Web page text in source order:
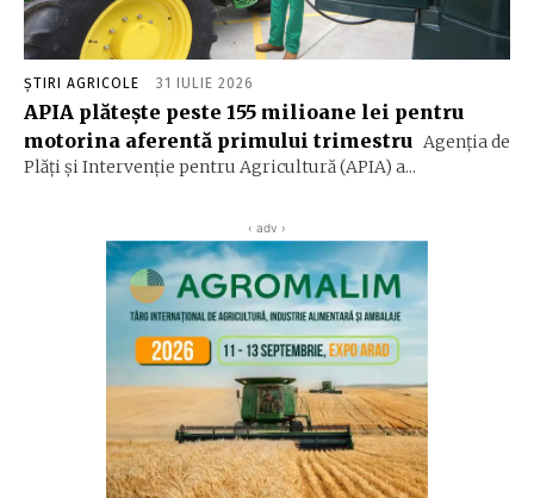
ȘTIRI AGRICOLE 31 IULIE 2026
APIA plăteşte peste 155 milioane lei pentru
motorina aferentă primului trimestru Agenţia de
Plăţi şi Intervenţie pentru Agricultură (APIA) a...
‹ adv ›